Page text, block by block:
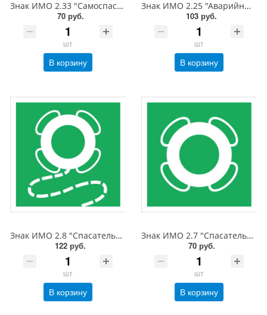
Знак ИМО 2.33 "Самоспасатель", 150x150 мм, фотолюм, пленка
70 руб.
шт
В корзину
Знак ИМО 2.25 "Аварийный выход", 150x225 мм, фотолюм, пленка
103 руб.
шт
В корзину
Знак ИМО 2.8 "Спасательный круг с линем", 200x200 мм, фотолюм, пленка
122 руб.
шт
В корзину
Знак ИМО 2.7 "Спасательный круг", 150x150 мм, фотолюм, пленка
70 руб.
шт
В корзину